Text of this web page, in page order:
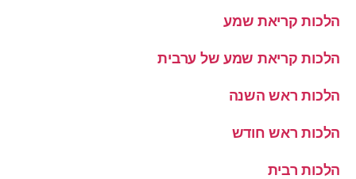
הלכות קריאת שמע
הלכות קריאת שמע של ערבית
הלכות ראש השנה
הלכות ראש חודש
הלכות רבית